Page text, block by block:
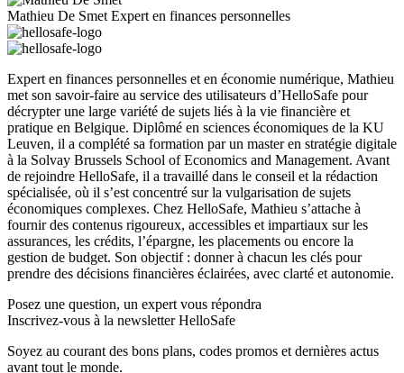
Mathieu De Smet Expert en finances personnelles
Expert en finances personnelles et en économie numérique, Mathieu
met son savoir-faire au service des utilisateurs d’HelloSafe pour
décrypter une large variété de sujets liés à la vie financière et
pratique en Belgique. Diplômé en sciences économiques de la KU
Leuven, il a complété sa formation par un master en stratégie digitale
à la Solvay Brussels School of Economics and Management. Avant
de rejoindre HelloSafe, il a travaillé dans le conseil et la rédaction
spécialisée, où il s’est concentré sur la vulgarisation de sujets
économiques complexes. Chez HelloSafe, Mathieu s’attache à
fournir des contenus rigoureux, accessibles et impartiaux sur les
assurances, les crédits, l’épargne, les placements ou encore la
gestion de budget. Son objectif : donner à chacun les clés pour
prendre des décisions financières éclairées, avec clarté et autonomie.
Posez une question, un expert vous répondra
Inscrivez-vous à la newsletter HelloSafe
Soyez au courant des bons plans, codes promos et dernières actus
avant tout le monde.